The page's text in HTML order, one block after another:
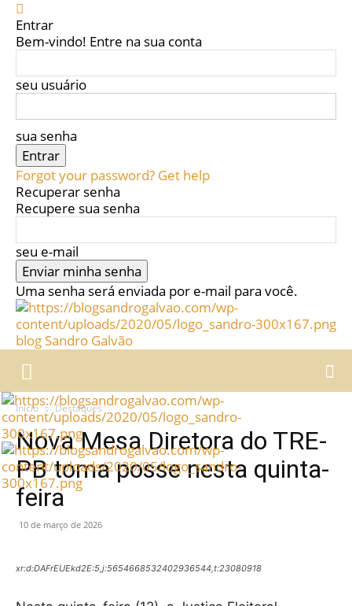
Entrar
Bem-vindo! Entre na sua conta
seu usuário
sua senha
Forgot your password? Get help
Recuperar senha
Recupere sua senha
seu e-mail
Uma senha será enviada por e-mail para você.
blog Sandro Galvão
Início Destaques
Nova Mesa Diretora do TRE-
PB toma posse nesta quinta-
feira
10 de março de 2026
xr:d:DAFrEUEkd2E:5,j:5654668532402936544,t:23080918